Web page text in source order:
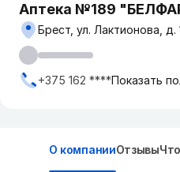
Аптека №189
Брест, ул. Лактионова, д.
+375 162 ****Показать
О компанииОтзывы